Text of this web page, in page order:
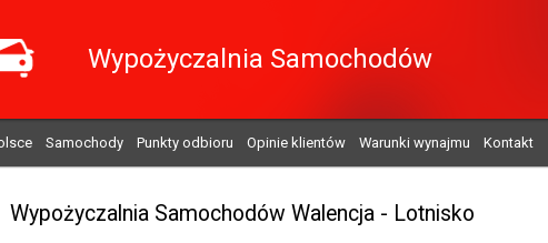
Wypożyczalnia Samochodów
Samochody Punkty odbioru Opinie klientów Warunki wynajmu Kontakt
Wypożyczalnia Samochodów Walencja - Lotnisko